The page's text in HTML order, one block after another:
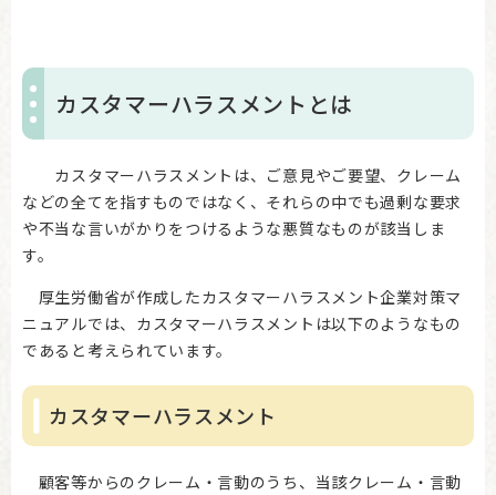
カスタマーハラスメントとは
カスタマーハラスメントは、ご意見やご要望、クレーム
などの全てを指すものではなく、それらの中でも過剰な要求
や不当な言いがかりをつけるような悪質なものが該当しま
す。
厚生労働省が作成したカスタマーハラスメント企業対策マ
ニュアルでは、カスタマーハラスメントは以下のようなもの
であると考えられています。
カスタマーハラスメント
顧客等からのクレーム・言動のうち、当該クレーム・言動